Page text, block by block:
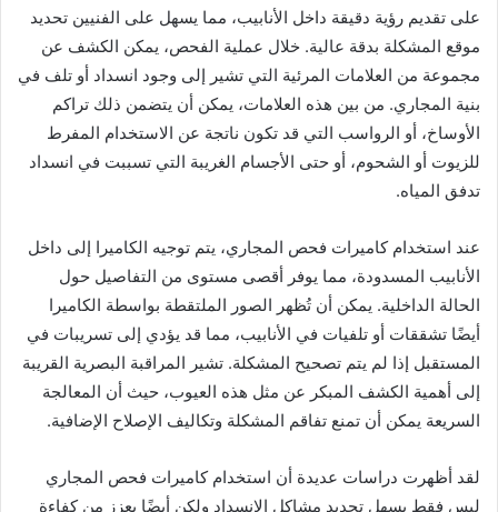
على تقديم رؤية دقيقة داخل الأنابيب، مما يسهل على الفنيين تحديد
موقع المشكلة بدقة عالية. خلال عملية الفحص، يمكن الكشف عن
مجموعة من العلامات المرئية التي تشير إلى وجود انسداد أو تلف في
بنية المجاري. من بين هذه العلامات، يمكن أن يتضمن ذلك تراكم
الأوساخ، أو الرواسب التي قد تكون ناتجة عن الاستخدام المفرط
للزيوت أو الشحوم، أو حتى الأجسام الغريبة التي تسببت في انسداد
تدفق المياه.
عند استخدام كاميرات فحص المجاري، يتم توجيه الكاميرا إلى داخل
الأنابيب المسدودة، مما يوفر أقصى مستوى من التفاصيل حول
الحالة الداخلية. يمكن أن تُظهر الصور الملتقطة بواسطة الكاميرا
أيضًا تشققات أو تلفيات في الأنابيب، مما قد يؤدي إلى تسريبات في
المستقبل إذا لم يتم تصحيح المشكلة. تشير المراقبة البصرية القريبة
إلى أهمية الكشف المبكر عن مثل هذه العيوب، حيث أن المعالجة
السريعة يمكن أن تمنع تفاقم المشكلة وتكاليف الإصلاح الإضافية.
لقد أظهرت دراسات عديدة أن استخدام كاميرات فحص المجاري
ليس فقط يسهل تحديد مشاكل الانسداد ولكن أيضًا يعزز من كفاءة